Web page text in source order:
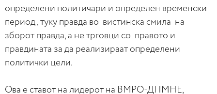
определени политичари и определен временски
период , туку правда во вистинска смила на
зборот правда, а не трговци со правото и
правдината за да реализираат определени
политички цели.
Ова е ставот на лидерот на ВМРО-ДПМНЕ,